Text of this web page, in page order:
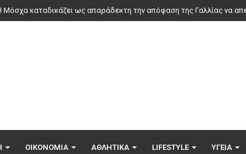
Κυριακίδης: Για πέμπτη συνεχόμενη χρονιά στο ΠΑΓΝΗ
ΟΙΚΟΝΟΜΊΑ ΑΘΛΗΤΙΚΆ LIFESTYLE ΥΓΕΊΑ